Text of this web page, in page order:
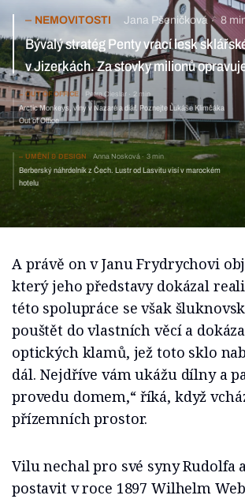
NEMOVITOSTI Jana Pšeničková 8 min
Bývalý stratég Penty vrací lesk sklářské obci v Jizerkách. Za
stovky milionů opravuje chátrající domy
OUT OF OFFICE Petra Cieslar 2 min
Arctic Monkeys, vlny v Nazaré a diář.
Klimčáka Out of Office
UMĚNÍ & DESIGN Anna Nosková 3 min
Berberský náhrdelník z Čech. Lustr od Lasvitu visí v marockém
hotelu
A právě on v Janu Frydrychovi
který jeho představy dokázal
této spolupráce se však
pouštět do vlastních věcí a
optických klamů, jež toto sklo
dál. Nejdříve vám ukážu dílny a
provedu domem,“ říká, když
přízemních prostor.
Vilu nechal pro své syny Rudolfa
postavit v roce 1897 Wilhelm